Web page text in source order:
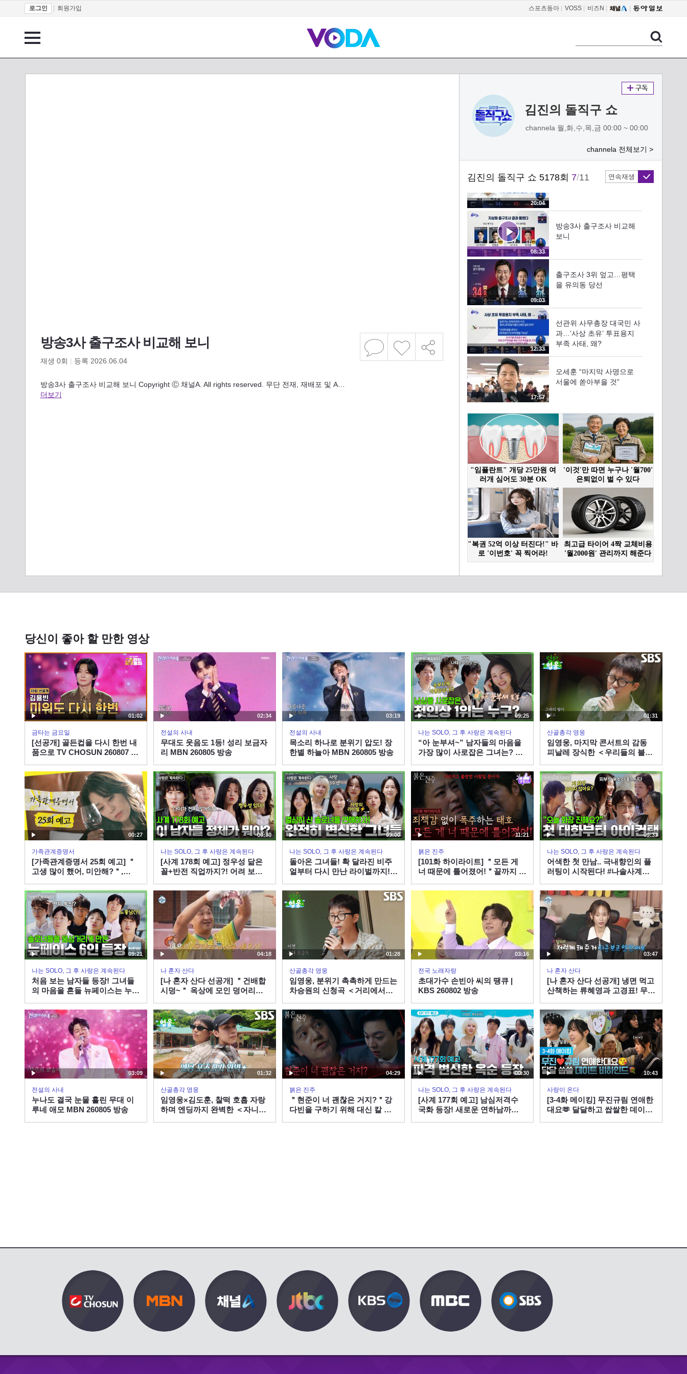
로그인 회원가입 스포츠동아 VOSS 비즈N
방송3사 출구조사 비교해 보니
재생 0회 | 등록 2026.06.04
방송3사 출구조사 비교해 보니 Copyright Ⓒ 채널A. All rights reserved. 무단 전재, 재배포 및 A…
더보기
김진의 돌직구 쇼
channela 월,화,수,목,금 00:00 ~ 00:00
channela 전체보기 >
김진의 돌직구 쇼 5178회 7/11 연속재생
04:02
08:29
17:42
오세훈, 개표 13시간여 만
서울시장 선거 ‘족집게’는
20:04
제명 딛고 ‘극적 생환’…배
08:33
방송3사 출구조사 비교해
보니
09:03
출구조사 3위 엎고…평택
을 유의동 당선
12:33
선관위 사무총장 대국민 사
과…‘사상 초유’ 투표용지
부족 사태, 왜?
17:57
오세훈 “마지막 사명으로
서울에 쏟아부을 것”
07:19
‘보수 텃밭’은 지켰다…추경
호 대구시장 당선
당신이 좋아 할 만한 영상
01:02
금타는 금요일
[선공개] 골든컵을 다시 한번 내
품으로 TV CHOSUN 260807 방
02:34
전설의 사내
무대도 웃음도 1등! 성리 보금자
리 MBN 260805 방송
03:19
전설의 사내
목소리 하나로 분위기 압도! 장
한별 하늘아 MBN 260805 방송
09:25
나는 SOLO, 그 후 사랑은 계속된다
“아 눈부셔~” 남자들의 마음을
가장 많이 사로잡은 그녀는? #
X ENAㅣ목요일 밤 10시 30분
01:31
산골총각 영웅
임영웅, 마지막 콘서트의 감동
피날레 장식한 ＜우리들의 블루
00:27
가족관계증명서
[가족관계증명서 25회 예고] ＂
고생 많이 했어, 미안해?＂,
00:30
나는 SOLO, 그 후 사랑은 계속된다
[사계 178회 예고] 정우성 닮은
꼴+반전 직업까지?! 어려 보이
계 EP.178ㅣSBS PLUS X ENA
ㅣ목요일 밤 10시 30분
09:00
나는 SOLO, 그 후 사랑은 계속된다
돌아온 그녀들! 확 달라진 비주
얼부터 다시 만난 라이벌까지! #
X ENAㅣ목요일 밤 10시 30분
11:21
붉은 진주
[101화 하이라이트] ＂모든 게
너 때문에 틀어졌어!＂끝까지 죄
은 진주] | KBS 260806 방송
09:33
나는 SOLO, 그 후 사랑은 계속된다
어색한 첫 만남.. 극내향인의 플
러팅이 시작된다! #나솔사계
목요일 밤 10시 30분
09:21
나는 SOLO, 그 후 사랑은 계속된다
처음 보는 남자들 등장! 그녀들
의 마음을 흔들 뉴페이스는 누
PLUS X ENAㅣ목요일 밤 10시
30분
04:18
나 혼자 산다
[나 혼자 산다 선공개] ＂건배합
시덩~＂ 옥상에 모인 덩어리즈
익어가는 한우, MBC 260807 방
송
01:28
산골총각 영웅
임영웅, 분위기 촉촉하게 만드는
차승원의 신청곡 ＜거리에서＞
03:16
전국 노래자랑
초대가수 손빈아 씨의 땡큐 |
KBS 260802 방송
03:47
나 혼자 산다
[나 혼자 산다 선공개] 냉면 먹고
산책하는 류혜영과 고경표! 무심
MBC 260807 방송
03:09
전설의 사내
누나도 결국 눈물 흘린 무대 이
루네 애모 MBN 260805 방송
01:32
산골총각 영웅
임영웅×김도훈, 찰떡 호흡 자랑
하며 엔딩까지 완벽한 ＜자니＞
04:29
붉은 진주
＂현준이 너 괜찮은 거지?＂강
다빈을 구하기 위해 대신 칼 맞
00:30
나는 SOLO, 그 후 사랑은 계속된다
[사계 177회 예고] 남심저격수
국화 등장! 새로운 연하남까
10:43
사랑이 온다
[3-4화 메이킹] 무진규림 연애한
대요🫶 달달하고 쌉쌀한 데이트